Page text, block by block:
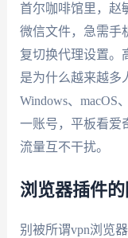
首尔咖啡馆里，赵
微信文件，急需手
复切换代理设置。
是为什么越来越多
Windows、macOS
一账号，平板看爱
流量互不干扰。
浏览器插件
别被所谓vpn浏览